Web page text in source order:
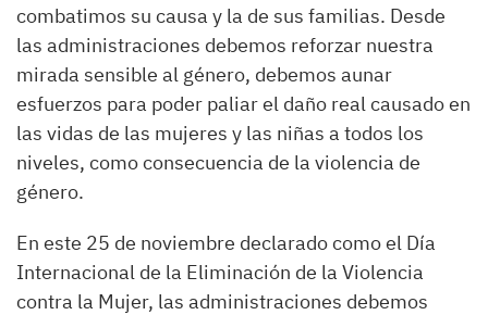
combatimos su causa y la de sus familias. Desde
las administraciones debemos reforzar nuestra
mirada sensible al género, debemos aunar
esfuerzos para poder paliar el daño real causado en
las vidas de las mujeres y las niñas a todos los
niveles, como consecuencia de la violencia de
género.
En este 25 de noviembre declarado como el Día
Internacional de la Eliminación de la Violencia
contra la Mujer, las administraciones debemos